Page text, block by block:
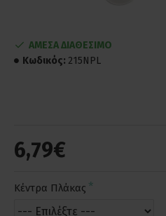
6,79€
ΑΜΕΣΑ ΔΙΑΘΕΣΙΜΟ
Κωδικός: 215NPL
Κέντρα Πλάκας